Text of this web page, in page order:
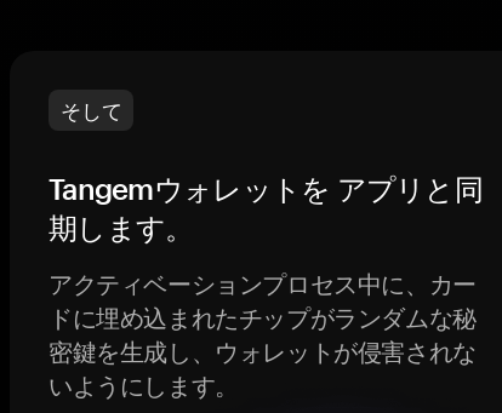
そして
Tangemウォレットを アプリと同
期します。
アクティベーションプロセス中に、カー
ドに埋め込まれたチップがランダムな秘
密鍵を生成し、ウォレットが侵害されな
いようにします。